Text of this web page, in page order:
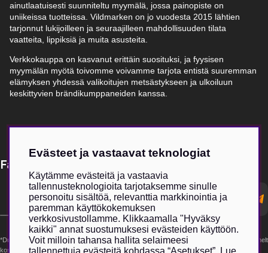
ainutlaatuisesti suunniteltu myymälä, jossa painopiste on
uniikeissa tuotteissa. Vildmarken on jo vuodesta 2015 lähtien
tarjonnut lukijoilleen ja seuraajilleen mahdollisuuden tilata
vaatteita, lippiksiä ja muita asusteita.
Verkkokauppa on kasvanut erittäin suosituksi, ja fyysisen
myymälän myötä toivomme voivamme tarjota entistä suuremman
elämyksen yhdessä valikoitujen metsästykseen ja ulkoiluun
keskittyvien brändikumppaneiden kanssa.
Få Magasin Vildmarken direkt till din e-post!*
postadress
*Du kan även få erbjudanden och nyheter från samarbetspartners. Din prenumeration är helt
kostnadsfri och kan avslutas när som helst.
Evästeet ja vastaavat teknologiat
Käytämme evästeitä ja vastaavia
tallennusteknologioita tarjotaksemme sinulle
personoitu sisältöä, relevanttia markkinointia ja
paremman käyttökokemuksen
verkkosivustollamme. Klikkaamalla "Hyväksy
kaikki" annat suostumuksesi evästeiden käyttöön.
Voit milloin tahansa hallita selaimeesi
tallennettuja evästeitä kohdassa “Asetukset”. Lue